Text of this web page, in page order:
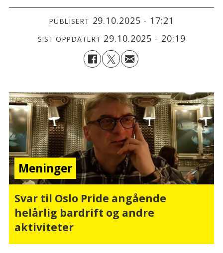
PUBLISERT 29.10.2025 - 17:21
SIST OPPDATERT 29.10.2025 - 20:19
Meninger
Svar til Oslo Pride angående
helårlig bardrift og andre
aktiviteter